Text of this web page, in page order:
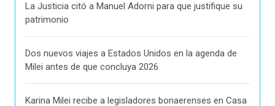
La Justicia citó a Manuel Adorni para que justifique su
patrimonio
Dos nuevos viajes a Estados Unidos en la agenda de
Milei antes de que concluya 2026
Karina Milei recibe a legisladores bonaerenses en Casa